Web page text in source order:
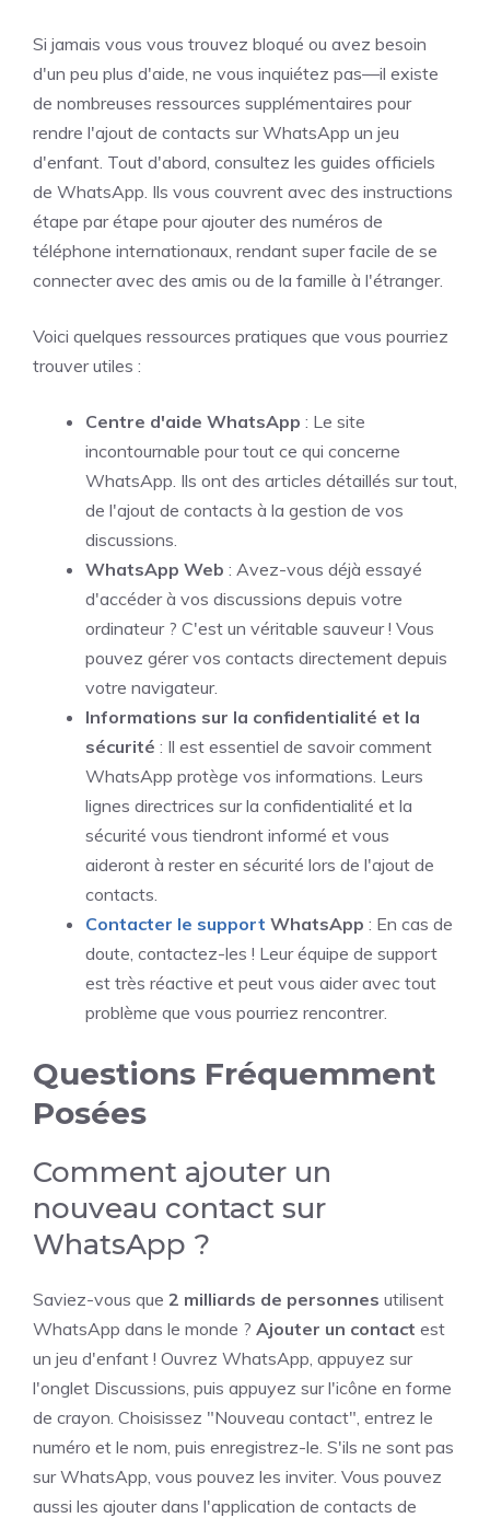
Si jamais vous vous trouvez bloqué ou avez besoin
d'un peu plus d'aide, ne vous inquiétez pas—il existe
de nombreuses ressources supplémentaires pour
rendre l'ajout de contacts sur WhatsApp un jeu
d'enfant. Tout d'abord, consultez les guides officiels
de WhatsApp. Ils vous couvrent avec des instructions
étape par étape pour ajouter des numéros de
téléphone internationaux, rendant super facile de se
connecter avec des amis ou de la famille à l'étranger.
Voici quelques ressources pratiques que vous pourriez
trouver utiles :
Centre d'aide WhatsApp : Le site
incontournable pour tout ce qui concerne
WhatsApp. Ils ont des articles détaillés sur tout,
de l'ajout de contacts à la gestion de vos
discussions.
WhatsApp Web : Avez-vous déjà essayé
d'accéder à vos discussions depuis votre
ordinateur ? C'est un véritable sauveur ! Vous
pouvez gérer vos contacts directement depuis
votre navigateur.
Informations sur la confidentialité et la
sécurité : Il est essentiel de savoir comment
WhatsApp protège vos informations. Leurs
lignes directrices sur la confidentialité et la
sécurité vous tiendront informé et vous
aideront à rester en sécurité lors de l'ajout de
contacts.
Contacter le support WhatsApp : En cas de
doute, contactez-les ! Leur équipe de support
est très réactive et peut vous aider avec tout
problème que vous pourriez rencontrer.
Questions Fréquemment
Posées
Comment ajouter un
nouveau contact sur
WhatsApp ?
Saviez-vous que 2 milliards de personnes utilisent
WhatsApp dans le monde ? Ajouter un contact est
un jeu d'enfant ! Ouvrez WhatsApp, appuyez sur
l'onglet Discussions, puis appuyez sur l'icône en forme
de crayon. Choisissez "Nouveau contact", entrez le
numéro et le nom, puis enregistrez-le. S'ils ne sont pas
sur WhatsApp, vous pouvez les inviter. Vous pouvez
aussi les ajouter dans l'application de contacts de